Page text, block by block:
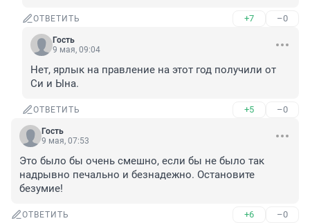
ОТВЕТИТЬ +7 –0
Гость
9 мая, 09:04
Нет, ярлык на правление на этот год получили от
Си и Ына.
ОТВЕТИТЬ +5 –0
Гость
9 мая, 07:53
Это было бы очень смешно, если бы не было так
надрывно печально и безнадежно. Остановите
безумие!
ОТВЕТИТЬ +6 –0